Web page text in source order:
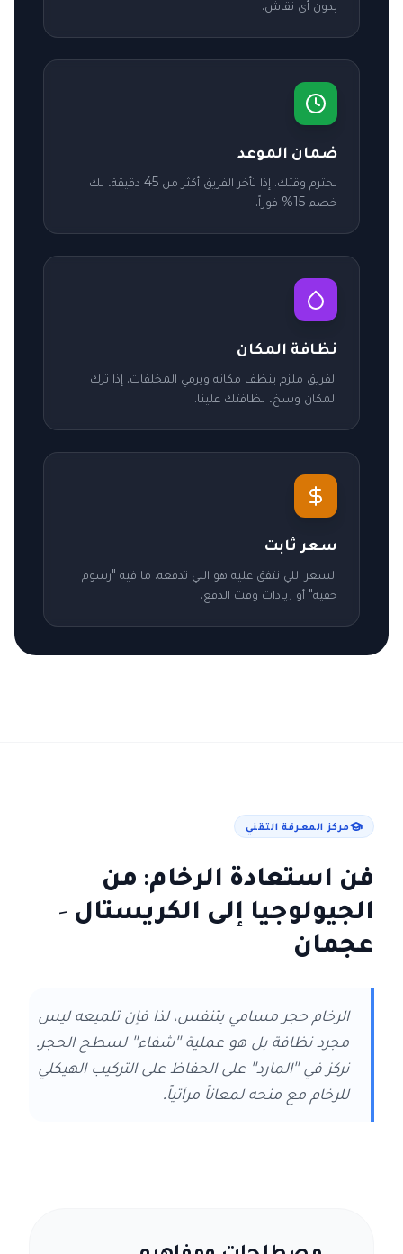
بدون أي نقاش.
ضمان الموعد
نحترم وقتك. إذا تأخر الفريق أكثر من 45 دقيقة، لك
خصم 15% فوراً.
نظافة المكان
الفريق ملزم ينظف مكانه ويرمي المخلفات. إذا ترك
المكان وسخ، نظافتك علينا.
سعر ثابت
السعر اللي نتفق عليه هو اللي تدفعه. ما فيه "رسوم
خفية" أو زيادات وقت الدفع.
مركز المعرفة التقني
فن استعادة الرخام: من
الجيولوجيا إلى الكريستال -
عجمان
الرخام حجر مسامي يتنفس، لذا فإن تلميعه ليس
مجرد نظافة بل هو عملية "شفاء" لسطح الحجر.
نركز في "المارد" على الحفاظ على التركيب الهيكلي
للرخام مع منحه لمعاناً مرآتياً.